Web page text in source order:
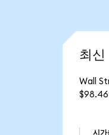
최
Wall
$98.46
시가